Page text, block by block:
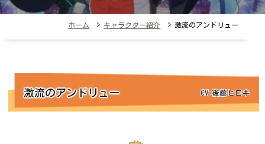
ホーム > キャラクター紹介 > 激流のアンドリュー
激流のアンドリュー CV:後藤ヒロキ